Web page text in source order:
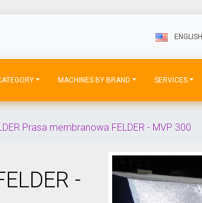
ENGLISH
MACHINES BY BRAND SERVICES
Prasa membranowa FELDER - MVP 300
-